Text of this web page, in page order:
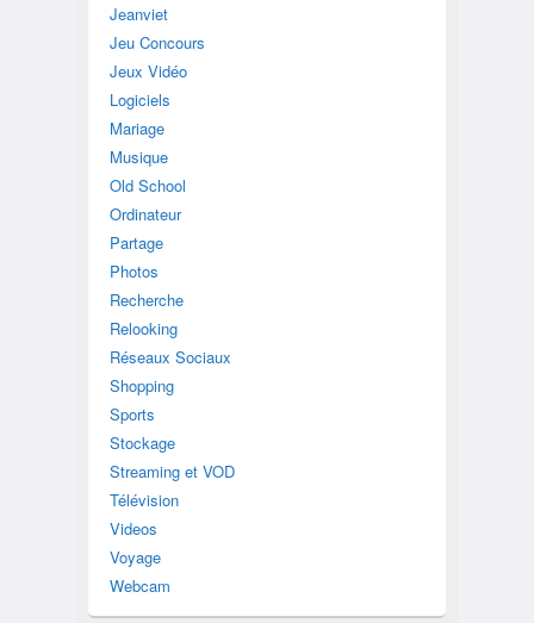
Jeanviet
Jeu Concours
Jeux Vidéo
Logiciels
Mariage
Musique
Old School
Ordinateur
Partage
Photos
Recherche
Relooking
Réseaux Sociaux
Shopping
Sports
Stockage
Streaming et VOD
Télévision
Videos
Voyage
Webcam